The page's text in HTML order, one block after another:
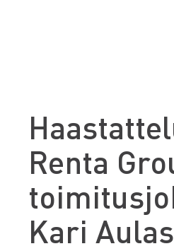
Renta
Kari